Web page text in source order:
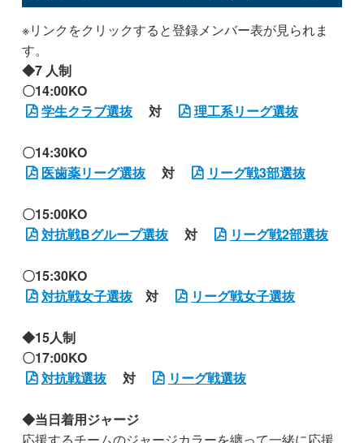
※リンクをクリックすると登録メンバー表が見られま
す。
◆7 人制
〇14:00KO
学生クラブ選抜対 理工系リーグ選抜
〇14:30KO
医歯薬リーグ選抜対 リーグ戦3部選抜
〇15:00KO
対抗戦Bグループ選抜対 リーグ戦2部選抜
〇15:30KO
対抗戦女子選抜対 リーグ戦女子選抜
◆15人制
〇17:00KO
対抗戦選抜対 リーグ戦選抜
◆当日着用ジャージ